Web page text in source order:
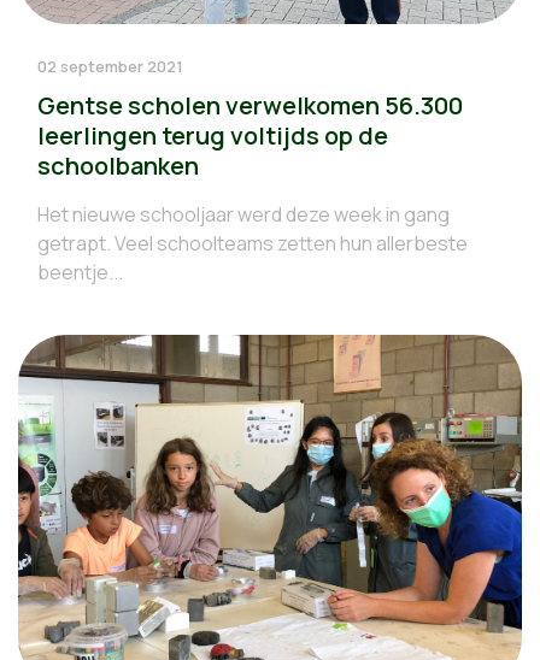
02 september 2021
Gentse scholen verwelkomen 56.300
leerlingen terug voltijds op de
schoolbanken
Het nieuwe schooljaar werd deze week in gang
getrapt. Veel schoolteams zetten hun allerbeste
beentje...